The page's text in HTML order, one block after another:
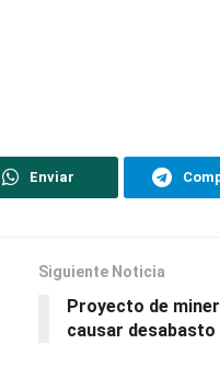
Enviar
Siguiente Noticia
Proyecto de
causar desabasto